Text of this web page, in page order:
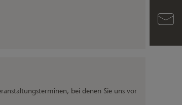
bei denen Sie uns vor